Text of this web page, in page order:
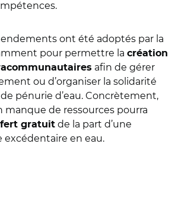
ont été adoptés par la
pour permettre la création
afin de gérer
ou d’organiser la solidarité
pénurie d’eau. Concrètement,
de ressources pourra
gratuit de la part d’une
en eau.